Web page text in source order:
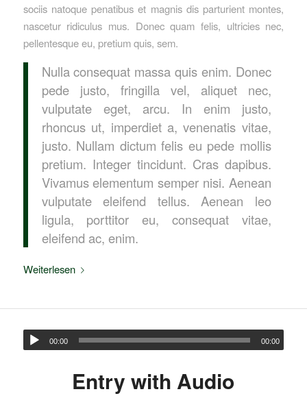
sociis natoque penatibus et magnis dis parturient montes,
nascetur ridiculus mus. Donec quam felis, ultricies nec,
pellentesque eu, pretium quis, sem.
Nulla consequat massa quis enim. Donec
pede justo, fringilla vel, aliquet nec,
vulputate eget, arcu. In enim justo,
rhoncus ut, imperdiet a, venenatis vitae,
justo. Nullam dictum felis eu pede mollis
pretium. Integer tincidunt. Cras dapibus.
Vivamus elementum semper nisi. Aenean
vulputate eleifend tellus. Aenean leo
ligula, porttitor eu, consequat vitae,
eleifend ac, enim.
Weiterlesen
00:00 00:00
Entry with Audio